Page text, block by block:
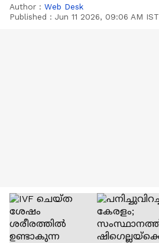
Author : Web Desk
Published : Jun 11 2026, 09:06 AM IST